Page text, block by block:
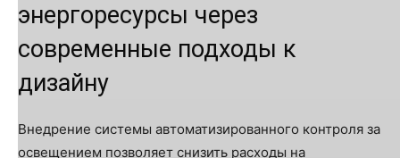
энергоресурсы через
современные подходы к
дизайну
Внедрение системы автоматизированного контроля за
освещением позволяет снизить расходы на